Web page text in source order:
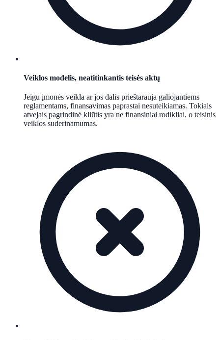
Veiklos modelis, neatitinkantis teisės aktų
Jeigu įmonės veikla ar jos dalis prieštarauja galiojantiems
reglamentams, finansavimas paprastai nesuteikiamas. Tokiais
atvejais pagrindinė kliūtis yra ne finansiniai rodikliai, o teisinis
veiklos suderinamumas.